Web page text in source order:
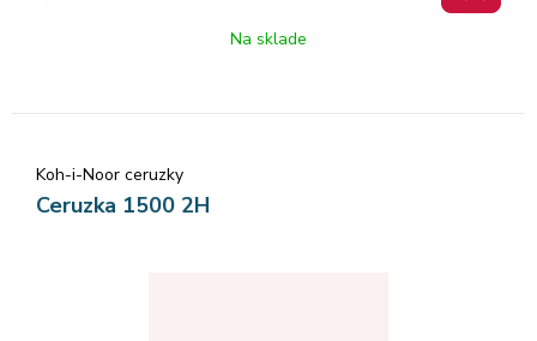
Na sklade
Koh-i-Noor ceruzky
Ceruzka 1500 2H